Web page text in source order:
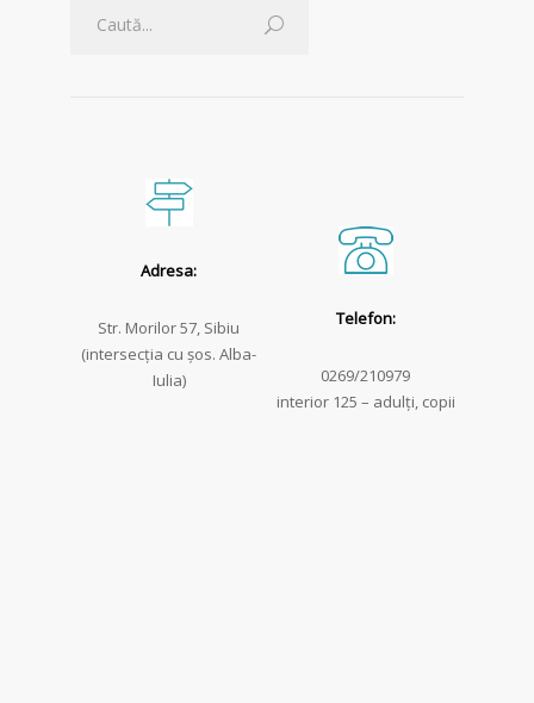
Adresa:
Str. Morilor 57, Sibiu
(intersecţia cu şos. Alba-
Iulia)
Telefon:
0269/210979
interior 125 – adulţi, copii